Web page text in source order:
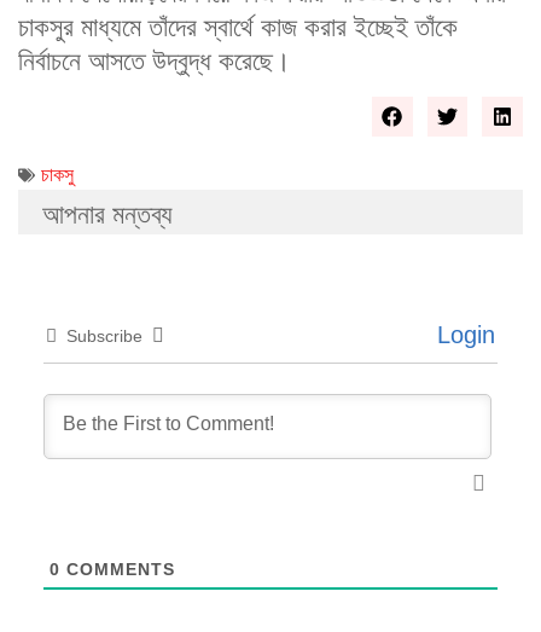
চাকসুর মাধ্যমে তাঁদের স্বার্থে কাজ করার ইচ্ছেই তাঁকে
নির্বাচনে আসতে উদ্বুদ্ধ করেছে।
চাকসু
আপনার মন্তব্য
Subscribe Login
0 COMMENTS